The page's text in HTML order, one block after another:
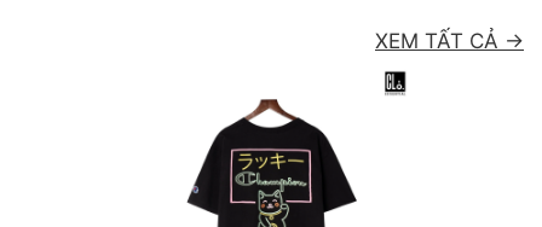
XEM TẤT CẢ →